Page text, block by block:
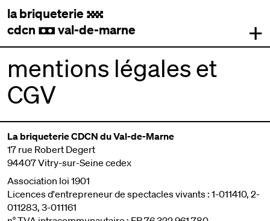
la briqueterie .
cdcn , val-de-marne
+
mentions légales et
CGV
La briqueterie CDCN du Val-de-Marne
17 rue Robert Degert
94407 Vitry-sur-Seine cedex
Association loi 1901
Licences d'entrepreneur de spectacles vivants : 1-011410, 2-
011283, 3-011161